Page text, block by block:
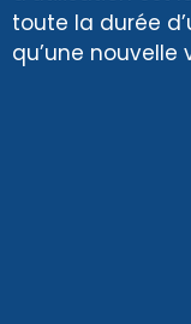
toute la durée
qu’une nouvelle